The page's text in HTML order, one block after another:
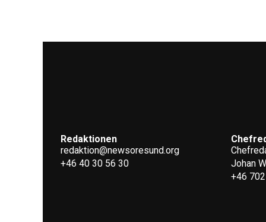
Redaktionen
redaktion@newsoresund.org
+46 40 30 56 30
Johan
+46